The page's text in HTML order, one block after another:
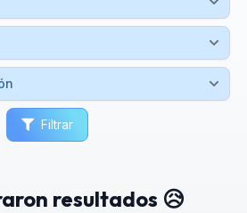
Filtrar
resultados 😥